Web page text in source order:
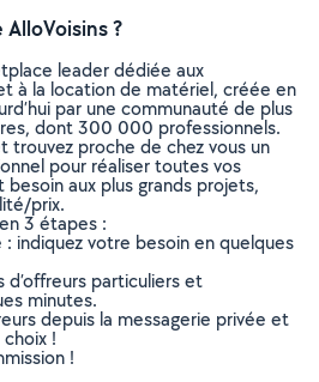
?
leader dédiée aux
à la location de matériel, créée en
par une communauté de plus
dont 300 000 professionnels.
trouvez proche de chez vous un
pour réaliser toutes vos
aux plus grands projets,
prix.
3 étapes :
indiquez votre besoin en quelques
d’offreurs particuliers et
minutes.
depuis la messagerie privée et
!
!